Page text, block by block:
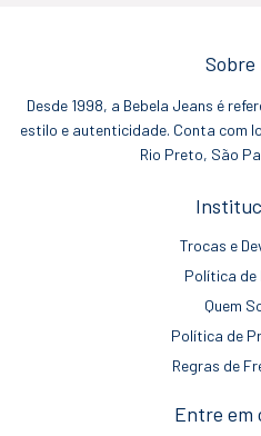
Sobre
Desde 1998, a Bebela Jeans é
estilo e autenticidade. Conta com
Rio Preto, São
Trocas e
Política de
Quem
Política de
Regras de
Entre em